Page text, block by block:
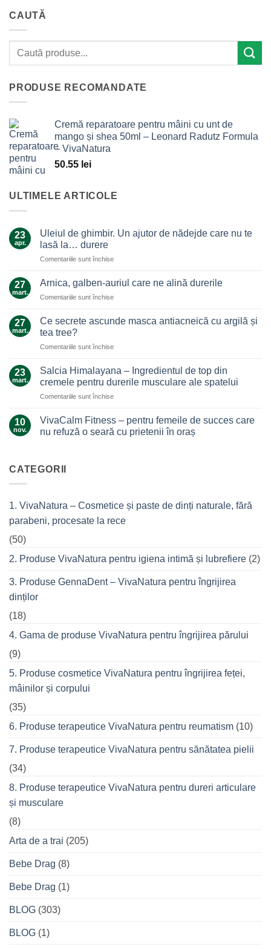
CAUTĂ
PRODUSE RECOMANDATE
Cremă reparatoare pentru mâini cu unt de
mango și shea 50ml – Leonard Radutz Formula
– VivaNatura
50.55 lei
ULTIMELE ARTICOLE
23
apr.
Uleiul de ghimbir. Un ajutor de nădejde care nu te
lasă la… durere
Comentariile sunt închisepentru
de
Un
de
nu
lasă
la…
27
mart.
Arnica, galben-auriul care ne alină durerile
Comentariile sunt închisepentru
galben-
ne
durerile
27
mart.
Ce secrete ascunde masca antiacneică cu argilă și
tea tree?
Comentariile sunt închisepentru
secrete
ascunde
masca
antiacneică
argilă
23
mart.
Salcia Himalayana – Ingredientul de top din
cremele pentru durerile musculare ale spatelui
Comentariile sunt închisepentru
Himalayana
Ingredientul
musculare
ale
10
nov.
VivaCalm Fitness – pentru femeile de succes care
nu refuză o seară cu prietenii în oraș
VivaCalm
Fitness
de
care
seară
cu
în
oraș
CATEGORII
1. VivaNatura – Cosmetice și paste de dinți naturale, fără
parabeni, procesate la rece
(50)
2. Produse VivaNatura pentru igiena intimă și lubrefiere (2)
3. Produse GennaDent – VivaNatura pentru îngrijirea
dinților
(18)
4. Gama de produse VivaNatura pentru îngrijirea părului
(9)
5. Produse cosmetice VivaNatura pentru îngrijirea feței,
mâinilor și corpului
(35)
6. Produse terapeutice VivaNatura pentru reumatism (10)
7. Produse terapeutice VivaNatura pentru sănătatea pielii
(34)
8. Produse terapeutice VivaNatura pentru dureri articulare
și musculare
(8)
Arta de a trai (205)
Bebe Drag (8)
Bebe Drag (1)
BLOG (303)
BLOG (1)